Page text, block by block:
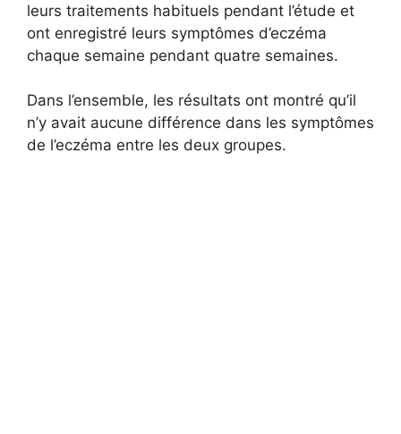
leurs traitements habituels pendant l’étude et
ont enregistré leurs symptômes d’eczéma
chaque semaine pendant quatre semaines.
Dans l’ensemble, les résultats ont montré qu’il
n’y avait aucune différence dans les symptômes
de l’eczéma entre les deux groupes.